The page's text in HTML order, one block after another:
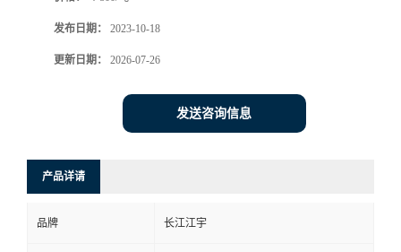
发布日期： 2023-10-18
更新日期： 2026-07-26
发送咨询信息
产品详请
品牌 长江江宇